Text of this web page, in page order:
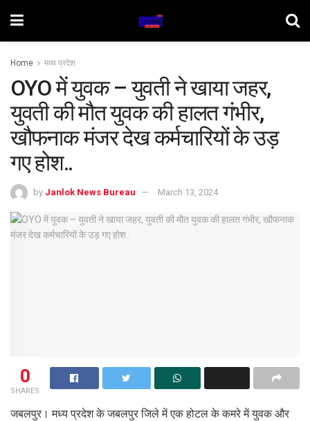
Home मध्य प्रदेश
OYO में युवक – युवती ने खाया जहर,
युवती की मौत युवक की हालत गंभीर,
खौफनाक मंजर देख कर्मचारियों के उड़
गए होश..
by Janlok News Bureau March 13, 2024
0
SHARES
जबलपुर। मध्य प्रदेश के जबलपुर जिले में एक होटल के कमरे में युवक और